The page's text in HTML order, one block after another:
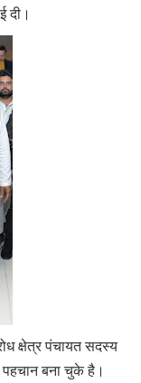
दी।
क्षेत्र पंचायत सदस्य
बना चुके है।